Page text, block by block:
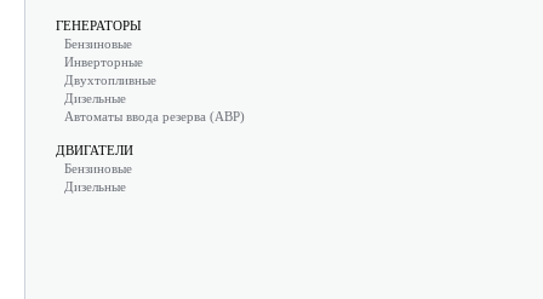
ГЕНЕРАТОРЫ
Бензиновые
Инверторные
Двухтопливные
Дизельные
Автоматы ввода резерва (АВР)
ДВИГАТЕЛИ
Бензиновые
Дизельные